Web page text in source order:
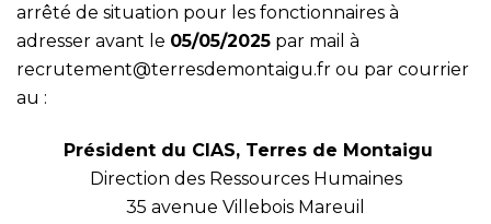
arrêté de situation pour les fonctionnaires à
adresser avant le 05/05/2025 par mail à
recrutement@terresdemontaigu.fr ou par courrier
au :
Président du CIAS, Terres de Montaigu
Direction des Ressources Humaines
35 avenue Villebois Mareuil